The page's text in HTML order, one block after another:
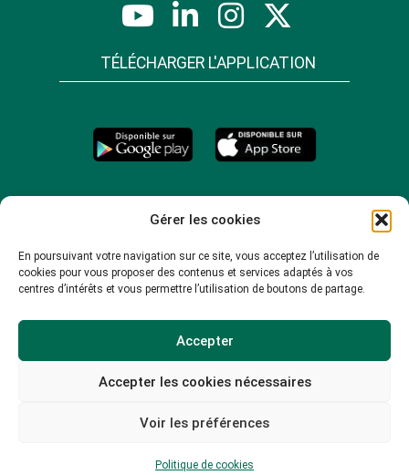
Gérer les cookies
En poursuivant votre navigation sur ce site, vous acceptez l’utilisation de
cookies pour vous proposer des contenus et services adaptés à vos
centres d’intérêts et vous permettre l’utilisation de boutons de partage.
Accepter
Accepter les cookies nécessaires
Voir les préférences
Politique de cookies
TÉLÉCHARGER L'APPLICATION
© 2026 -
Politique de confidentialité